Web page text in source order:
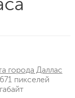
города Даллас
пикселей